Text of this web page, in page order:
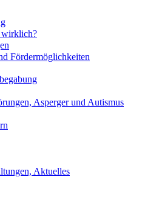
Fördermöglichkeiten
Asperger und Autismus
Aktuelles